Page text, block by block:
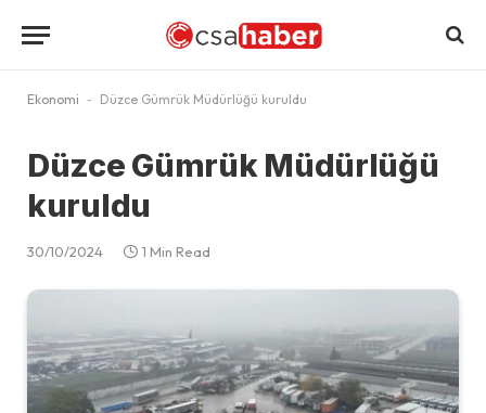
Ekonomi - Düzce Gümrük Müdürlüğü kuruldu
Düzce Gümrük Müdürlüğü
kuruldu
30/10/2024 1 Min Read